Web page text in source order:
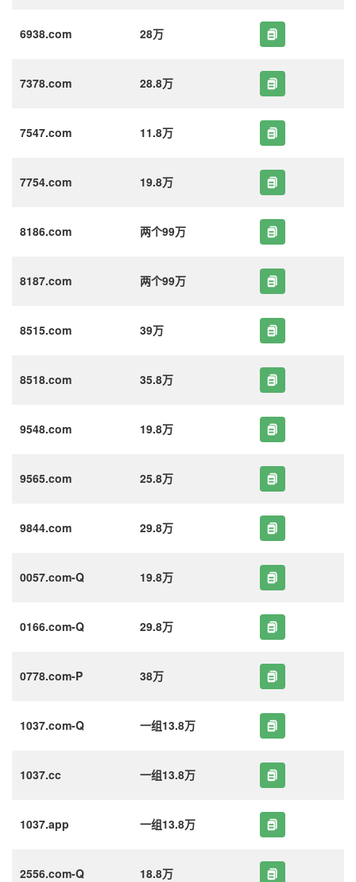
6938.com 28万
7378.com 28.8万
7547.com 11.8万
7754.com 19.8万
8186.com 两个99万
8187.com 两个99万
8515.com 39万
8518.com 35.8万
9548.com 19.8万
9565.com 25.8万
9844.com 29.8万
0057.com-Q 19.8万
0166.com-Q 29.8万
0778.com-P 38万
1037.com-Q 一组13.8万
1037.cc 一组13.8万
1037.app 一组13.8万
2556.com-Q 18.8万